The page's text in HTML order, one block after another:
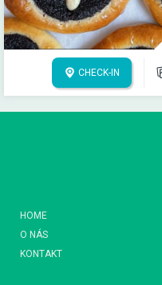
CHECK-IN
HOME
O NÁS
KONTAKT